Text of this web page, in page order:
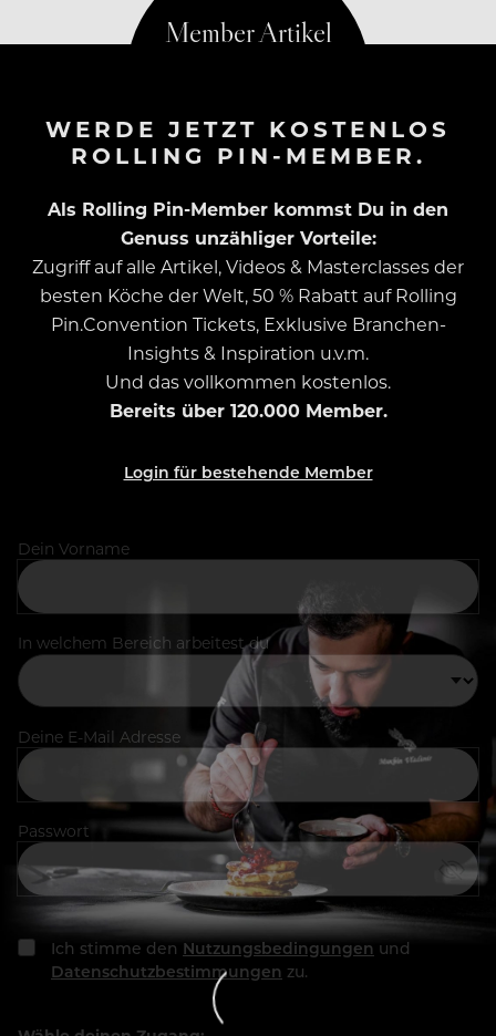
WERDE JETZT KOSTENLOS
ROLLING PIN-MEMBER.
Als Rolling Pin-Member kommst Du in den
Genuss unzähliger Vorteile:
Zugriff auf alle Artikel, Videos & Masterclasses der
besten Köche der Welt, 50 % Rabatt auf Rolling
Pin.Convention Tickets, Exklusive Branchen-
Insights & Inspiration u.v.m.
Und das vollkommen kostenlos.
Bereits über 120.000 Member.
Login für bestehende Member
Dein Vorname
In welchem Bereich arbeitest du
Deine E-Mail Adresse
Passwort
Ich stimme den Nutzungsbedingungen und
Datenschutzbestimmungen zu.